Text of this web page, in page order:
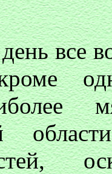
все